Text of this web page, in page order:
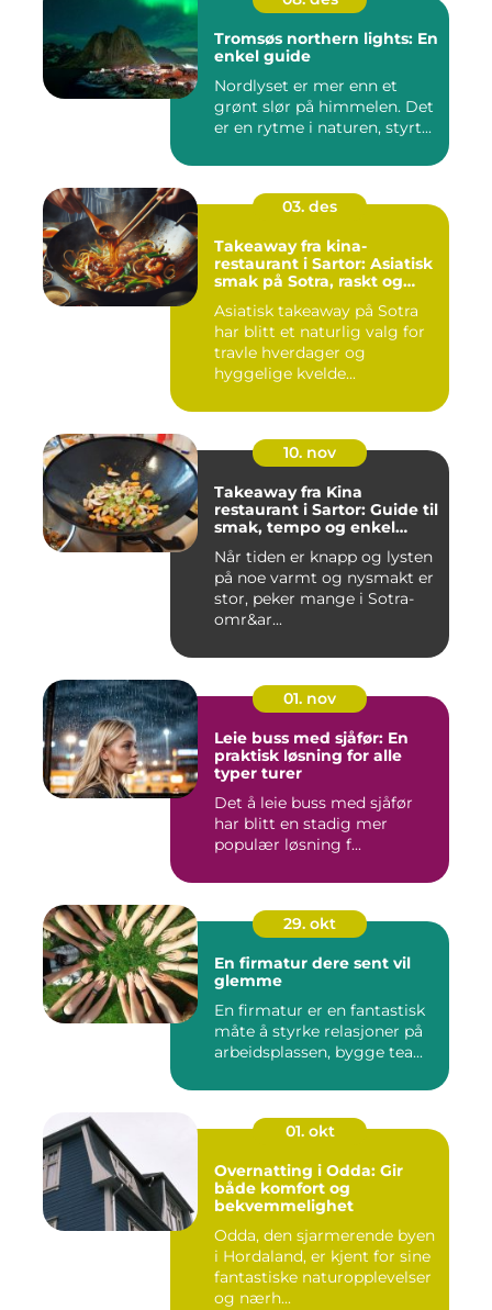
Tromsøs northern lights: En
enkel guide
Nordlyset er mer enn et
grønt slør på himmelen. Det
er en rytme i naturen, styrt...
03. des
Takeaway fra kina-
restaurant i Sartor: Asiatisk
smak på Sotra, raskt og
Asiatisk takeaway på Sotra
har blitt et naturlig valg for
travle hverdager og
hyggelige kvelde...
10. nov
Takeaway fra Kina
restaurant i Sartor: Guide til
smak, tempo og enkel
Når tiden er knapp og lysten
på noe varmt og nysmakt er
stor, peker mange i Sotra-
omr&ar...
01. nov
Leie buss med sjåfør: En
praktisk løsning for alle
typer turer
Det å leie buss med sjåfør
har blitt en stadig mer
populær løsning f...
29. okt
En firmatur dere sent vil
glemme
En firmatur er en fantastisk
måte å styrke relasjoner på
arbeidsplassen, bygge tea...
01. okt
Overnatting i Odda: Gir
både komfort og
bekvemmelighet
Odda, den sjarmerende byen
i Hordaland, er kjent for sine
fantastiske naturopplevelser
og nærh...